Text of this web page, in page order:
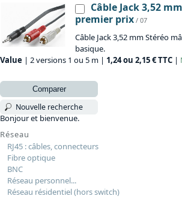
Câble Jack 3,52
premier prix / 07
Câble Jack 3,52 mm Stéréo
basique.
Value | 2 versions 1 ou 5 m | 1,24 ou 2,15 € TTC |
Comparer
Nouvelle recherche
Bonjour et bienvenue.
Réseau
RJ45 : câbles, connecteurs
Fibre optique
BNC
Réseau personnel...
Réseau résidentiel (hors switch)